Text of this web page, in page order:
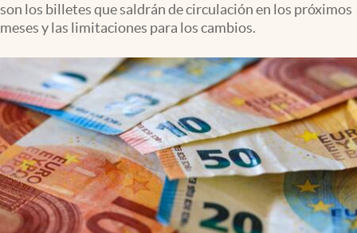
son los billetes que saldrán de circulación en los próximos
meses y las limitaciones para los cambios.